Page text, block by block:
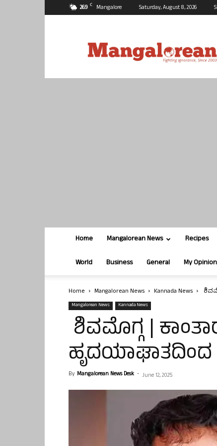
26.9 C Mangalore Saturday, August 8, 2026
Home Mangalorean News Recipes
World Business General My Opinion
Home Mangalorean News Kannada News
Mangalorean News Kannada News
ಶಿವಮೊಗ್ಗ |
ಹೃದಯಾಘಾತದಿಂದ
By Mangalorean News Desk - June 12, 2025